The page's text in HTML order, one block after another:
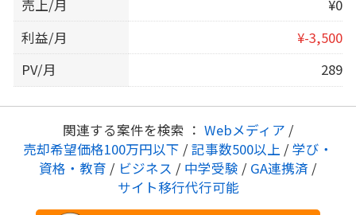
売上/月
¥0
利益/月
¥-3,500
PV/月
289
関連する案件を検索 ： Webメディア /
売却希望価格100万円以下 / 記事数500以上 / 学び・
資格・教育 / ビジネス / 中学受験 / GA連携済 /
サイト移行代行可能